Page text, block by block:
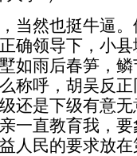
当然也挺牛逼
确领导下，小县
如雨后春笋，
称呼，胡吴反
还是下级有意
一直教育我，
人民的要求放